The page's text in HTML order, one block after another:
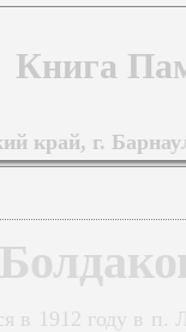
Книга
край, г.
в 1912 году в п.